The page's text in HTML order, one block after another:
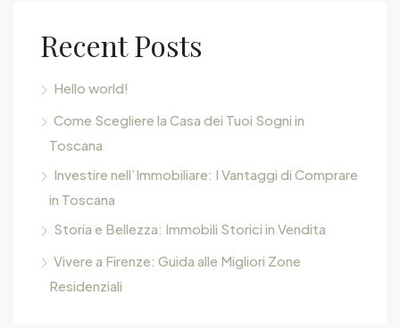
Recent Posts
Hello world!
Come Scegliere la Casa dei Tuoi Sogni in
Toscana
Investire nell’Immobiliare: I Vantaggi di Comprare
in Toscana
Storia e Bellezza: Immobili Storici in Vendita
Vivere a Firenze: Guida alle Migliori Zone
Residenziali